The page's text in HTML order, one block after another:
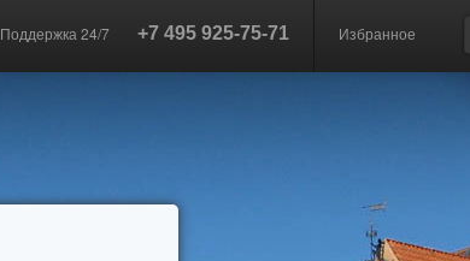
Избранное
Поддержка 24/7 +7 495 925-75-71